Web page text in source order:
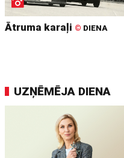
Ātruma karaļi © DIENA
UZŅĒMĒJA DIENA